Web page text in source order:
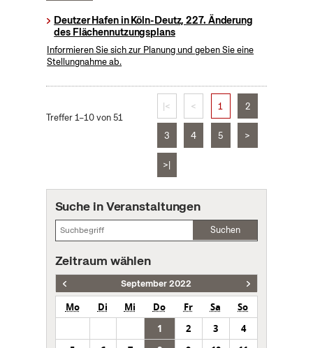
Deutzer Hafen in Köln-Deutz, 227. Änderung
des Flächennutzungsplans
Informieren Sie sich zur Planung und geben Sie eine
Stellungnahme ab.
Treffer 1–10 von 51
|< < 1 2
3 4 5 >
>|
Suche in Veranstaltungen
Suchen
Zeitraum wählen
September 2022
Mo Di Mi Do Fr Sa
So
1
2 3
4